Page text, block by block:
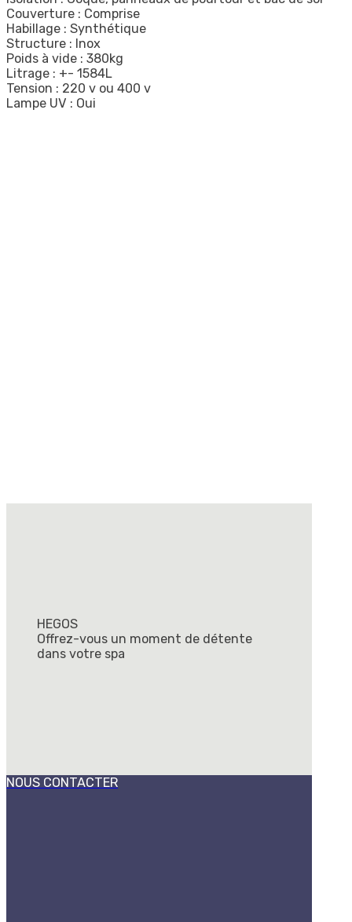
Couverture : Comprise
Habillage : Synthétique
Structure : Inox
Poids à vide : 380kg
Litrage : +- 1584L
Tension : 220 v ou 400 v
Lampe UV : Oui
HEGOS
Offrez-vous un moment de détente
dans votre spa
NOUS CONTACTER